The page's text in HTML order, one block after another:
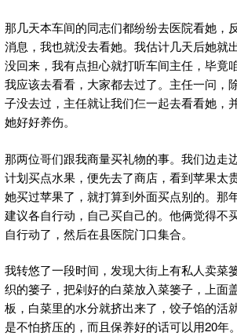
那几天本车间的同志们都纷纷去医院看她，
消息，我也就没去看她。我估计几天后她就
没回来，我有点担心就打听车间主任，毕竟
我应该去看看，大家都去过了。主任一问，
子没去过，主任就让我们仨一起去看看她，
她好好养伤。
那两位哥们跟我商量买礼物的事。我们边走
计划买点水果，便先去了商店，看到苹果太
她买过苹果了，就打算到外面买点别的。那
建议各自行动，自己买自己的。他俩觉得不
自行动了，然后在县医院门口集合。
我转悠了一段时间，发现大街上有私人卖菜
织的篓子，把剁好的白菜放入菜篓子，上面
板，白菜里的水分就挤出来了，饺子馅的活
是不怕挤压的，而且保养好的话可以用20年